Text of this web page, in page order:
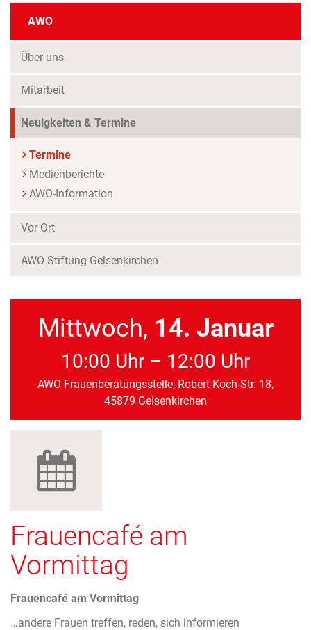
AWO
Über uns
Mitarbeit
Neuigkeiten & Termine
Termine
Medienberichte
AWO-Information
Vor Ort
AWO Stiftung Gelsenkirchen
Mittwoch, 14. Januar
10:00 Uhr – 12:00 Uhr
AWO Frauenberatungsstelle, Robert-Koch-Str. 18,
45879 Gelsenkirchen
Frauencafé am
Vormittag
Frauencafé am Vormittag
…andere Frauen treffen, reden, sich informieren